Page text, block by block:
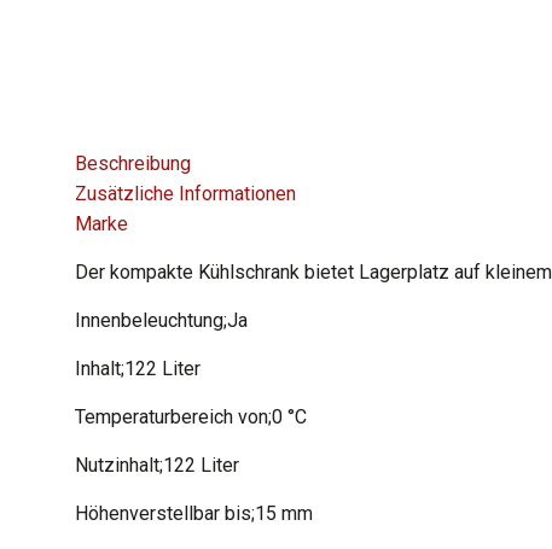
Beschreibung
Zusätzliche Informationen
Marke
Der kompakte Kühlschrank bietet Lagerplatz auf
Innenbeleuchtung;Ja
Inhalt;122 Liter
Temperaturbereich von;0 °C
Nutzinhalt;122 Liter
Höhenverstellbar bis;15 mm